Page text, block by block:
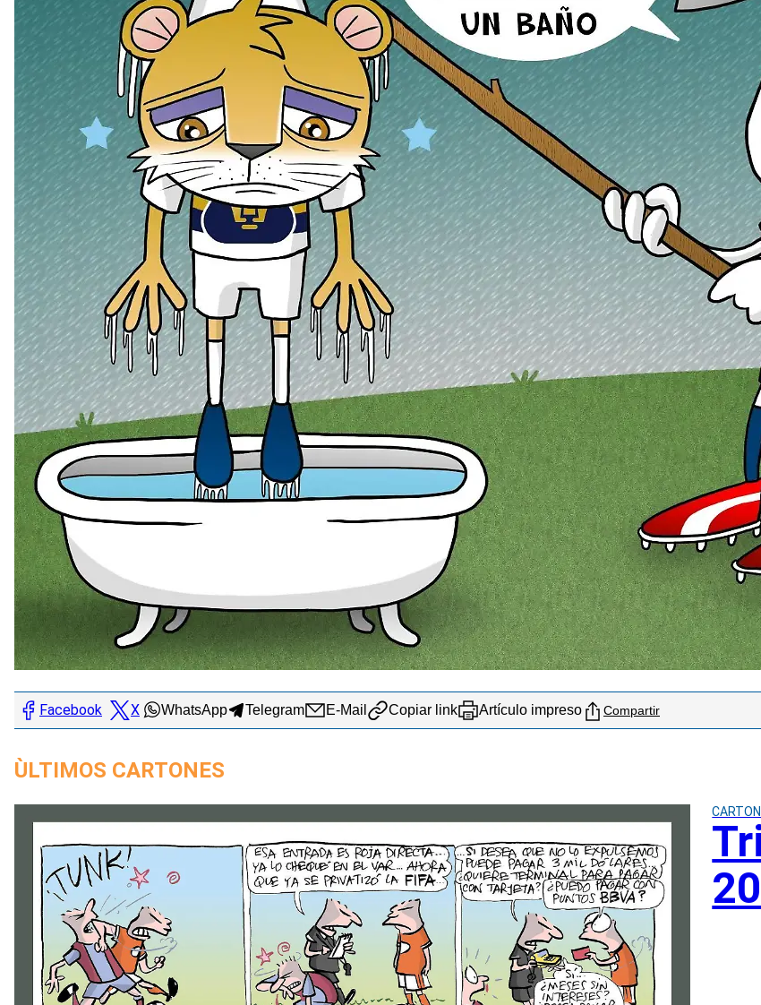
Facebook X WhatsApp Telegram E-Mail Copiar link Artículo impreso Compartir
ÙLTIMOS CARTONES